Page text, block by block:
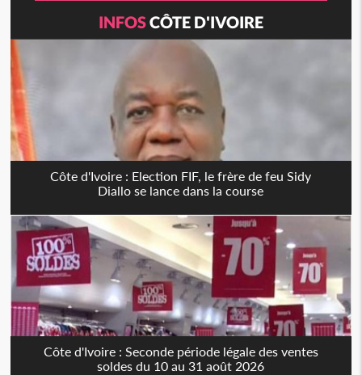
INFOSCÔTE D'IVOIRE
Côte d'Ivoire : Election FIF, le frère de feu Sidy
Diallo se lance dans la course
Côte d'Ivoire : Seconde période légale des ventes
soldes du 10 au 31 août 2026